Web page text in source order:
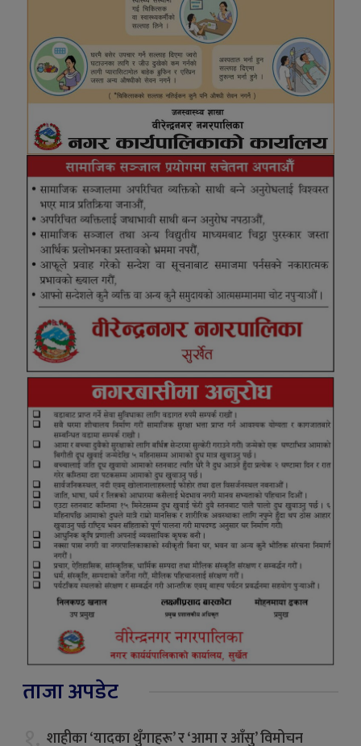
ताजा अपडेट
शाहीका ‘यादका थुँगाहरू’ र ‘आमा र आँसु’ विमोचन